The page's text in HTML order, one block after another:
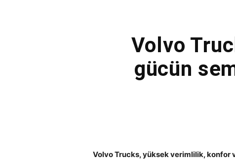
Volvo
gücün
Volvo Trucks, yüksek verimlilik, konfor